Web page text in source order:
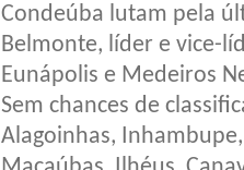
Condeúba lutam pela
Belmonte, líder e vice-
Eunápolis e Medeiros
Sem chances de
Alagoinhas,